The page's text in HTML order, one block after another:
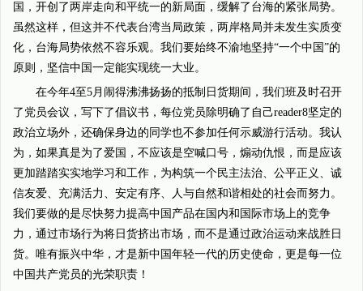
国，开创了两岸走向和平统一的新局面，缓解了台海的紧张局势。
虽然这样，但这并不代表台湾当局政策，两岸格局并未发生实质变
化，台海局势依然不容乐观。我们要始终不渝地坚持“一个中国”的
原则，坚信中国一定能实现统一大业。
在今年4至5月闹得沸沸扬扬的抵制日货期间，我们班及时召开
了党员会议，写下了倡议书，每位党员除明确了自己reader8坚定的
政治立场外，还确保身边的同学也不参加任何示威游行活动。我认
为，如果真是为了爱国，不应该是空喊口号，煽动仇恨，而是应该
更加踏踏实实地学习和工作，为构筑一个民主法治、公平正义、诚
信友爱、充满活力、安定有序、人与自然和谐相处的社会而努力。
我们要做的是尽快努力提高中国产品在国内和国际市场上的竞争
力，通过市场行为将日货挤出市场，而不是通过政治运动来战胜日
货。唯有振兴中华，才是新中国年轻一代的历史使命，更是每一位
中国共产党员的光荣职责！